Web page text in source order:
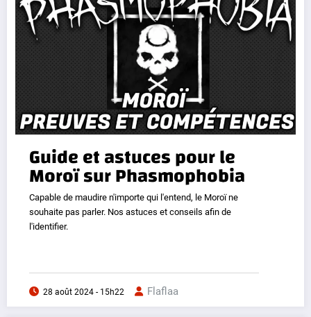
Guide et astuces pour le
Moroï sur Phasmophobia
Capable de maudire n'importe qui l'entend, le Moroï ne
souhaite pas parler. Nos astuces et conseils afin de
l'identifier.
28 août 2024 - 15h22 Flaflaa